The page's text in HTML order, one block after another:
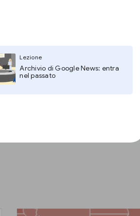
Lezione
Archivio di Google News: entra
nel passato